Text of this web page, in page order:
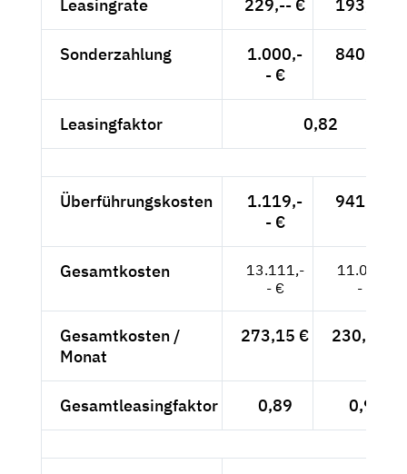
Leasingrate 229,-- € 193,-- €
Sonderzahlung
1.000,-
- €
840,-- €
Leasingfaktor 0,82
Überführungskosten
1.119,-
- €
941,-- €
Gesamtkosten
13.111,-
- €
11.045,-
- €
Gesamtkosten /
Monat
273,15 € 230,10 €
Gesamtleasingfaktor 0,89 0,90